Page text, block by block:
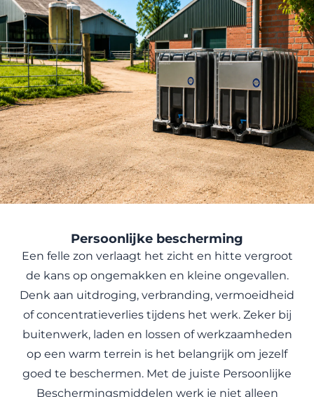
Persoonlijke bescherming
Een felle zon verlaagt het zicht en hitte vergroot
de kans op ongemakken en kleine ongevallen.
Denk aan uitdroging, verbranding, vermoeidheid
of concentratieverlies tijdens het werk. Zeker bij
buitenwerk, laden en lossen of werkzaamheden
op een warm terrein is het belangrijk om jezelf
goed te beschermen. Met de juiste Persoonlijke
Beschermingsmiddelen werk je niet alleen